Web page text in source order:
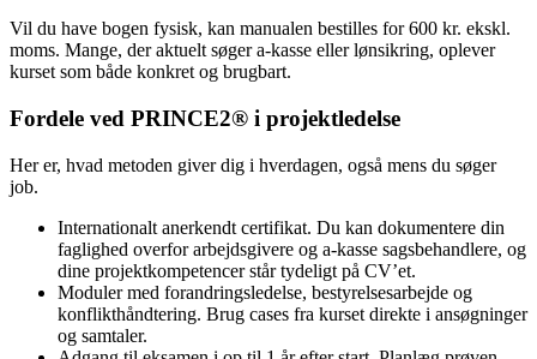
Vil du have bogen fysisk, kan manualen bestilles for 600 kr. ekskl.
moms. Mange, der aktuelt søger a-kasse eller lønsikring, oplever
kurset som både konkret og brugbart.
Fordele ved PRINCE2® i projektledelse
Her er, hvad metoden giver dig i hverdagen, også mens du søger
job.
Internationalt anerkendt certifikat. Du kan dokumentere din
faglighed overfor arbejdsgivere og a-kasse sagsbehandlere, og
dine projektkompetencer står tydeligt på CV’et.
Moduler med forandringsledelse, bestyrelsesarbejde og
konflikthåndtering. Brug cases fra kurset direkte i ansøgninger
og samtaler.